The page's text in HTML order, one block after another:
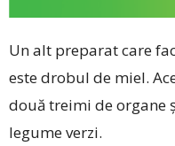
Un alt preparat care
este drobul de miel.
două treimi de organe
legume verzi.